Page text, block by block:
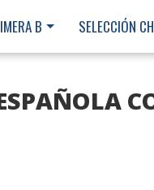
B SELECCIÓN